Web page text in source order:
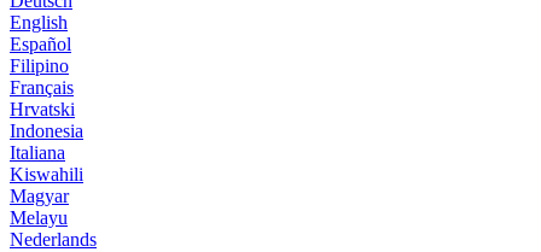
English
Español
Filipino
Français
Hrvatski
Indonesia
Italiana
Kiswahili
Magyar
Melayu
Nederlands